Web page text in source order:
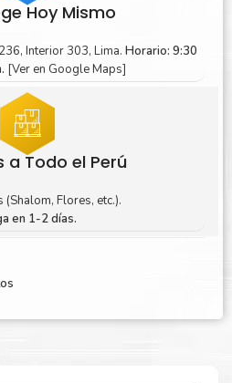
Hoy Mismo
Interior 303, Lima. Horario: 9:30
[Ver en Google Maps]
a Todo el Perú
(Shalom, Flores, etc.).
en 1-2 días.